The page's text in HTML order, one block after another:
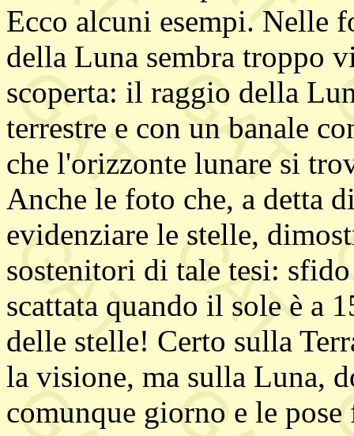
Ecco alcuni esempi. Nelle
della Luna sembra troppo
scoperta: il raggio della
terrestre e con un banale
che l'orizzonte lunare si
Anche le foto che, a detta
evidenziare le stelle,
sostenitori di tale tesi:
scattata quando il sole è a
delle stelle! Certo sulla
la visione, ma sulla Luna,
comunque giorno e le